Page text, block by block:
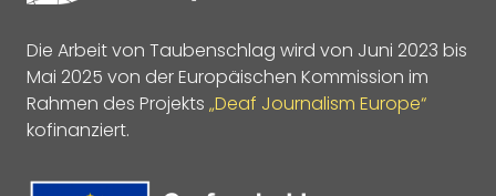
Die Arbeit von Taubenschlag wird von Juni 2023 bis
Mai 2025 von der Europäischen Kommission im
Rahmen des Projekts „Deaf Journalism Europe“
kofinanziert.